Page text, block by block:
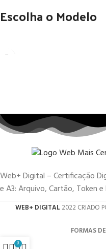
Escolha o Modelo
Web+ Digital – Certificação
e A3: Arquivo, Cartão, Token e
WEB+ DIGITAL 2022 CRIADO
FORMAS
0